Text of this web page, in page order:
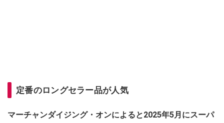
定番のロングセラー品が人気
マーチャンダイジング・オンによると2025年5月にスーパ